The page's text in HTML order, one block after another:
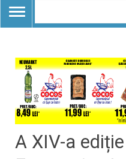
TOGGLE
NAVIGATION
A XIV-a